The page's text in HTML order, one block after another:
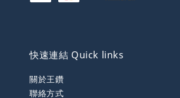
快速連結 Quick links
關於王鑽
聯絡方式